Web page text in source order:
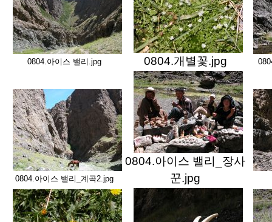
0804.아이스 밸리.jpg 0804.개별꽃.jpg
0804.아이스 밸리_계곡2.jpg
0804.아이스 밸리_장사
꾼.jpg